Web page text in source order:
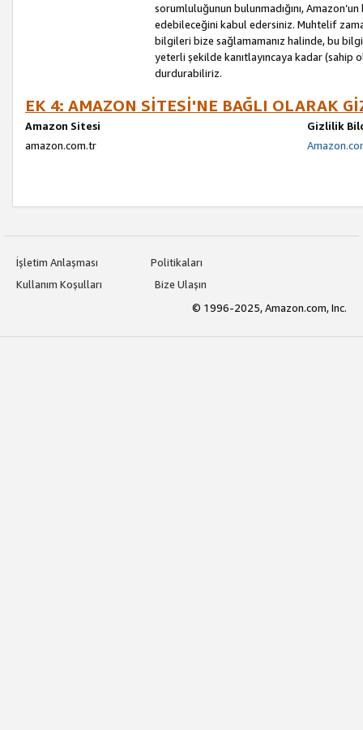
sorumluluğunun bulunmadığını,
edebileceğini kabul edersiniz. Muhtelif
bilgileri bize sağlamamanız halinde, bu
yeterli şekilde kanıtlayıncaya kadar
durdurabiliriz.
EK 4: AMAZON SİTESİ'NE BAĞLI OLARAK
Amazon Sitesi
Gizlilik
amazon.com.tr
İşletim Anlaşması
Politikaları
Kullanım Koşulları
Bize Ulaşın
© 1996-2025, Amazon.com, Inc.